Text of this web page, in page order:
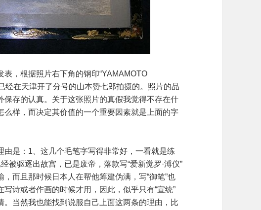
，根据照片右下角的钢印“YAMAMOTO
经在天津开了分号的山本赞七郎拍摄的。照片的品
保存的认真。关于这张照片的真假我觉得不存在什
么样，而决定其价值的一个重要因素就是上面的字
是：1、这几个毛笔字写得非常好，一看就是练
被驱逐出故宫，已是废帝，落款写“爱新觉罗·溥仪”
而且那时候日本人在帮他筹建伪满，写“御笔”也
诗或者作画的时候才用，因此，似乎只有“宣统”
当然我也能找到说服自己上面这两条的理由，比